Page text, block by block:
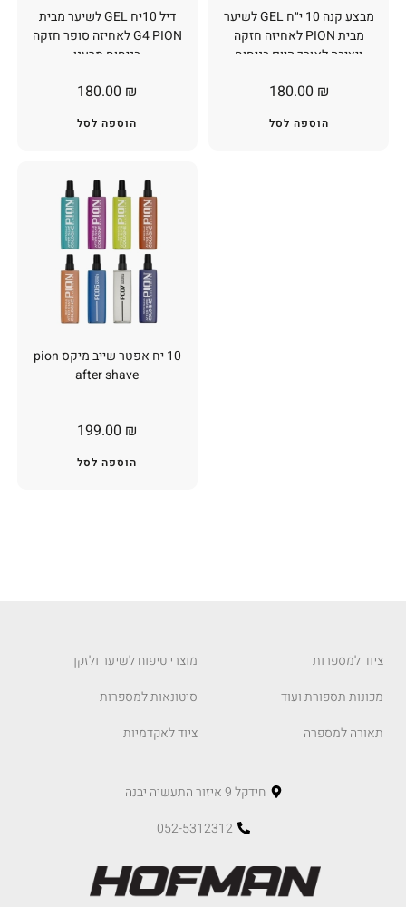
דיל 10יח GEL לשיער מבית
G4 PION לאחיזה סופר חזקה
בניחוח מרענן
180.00 ₪
הוספה לסל
מבצע קנה 10 י״ח GEL לשיער
מבית PION לאחיזה חזקה
ויציבה לאורך היום בניחוח
180.00 ₪
הוספה לסל
10 יח אפטר שייב מיקס pion
after shave
199.00 ₪
הוספה לסל
ציוד למספרות
מכונות תספורת ועוד
תאורה למספרה
מוצרי טיפוח לשיער ולזקן
סיטונאות למספרות
ציוד לאקדמיות
חידקל 9 איזור התעשיה יבנה
052-5312312